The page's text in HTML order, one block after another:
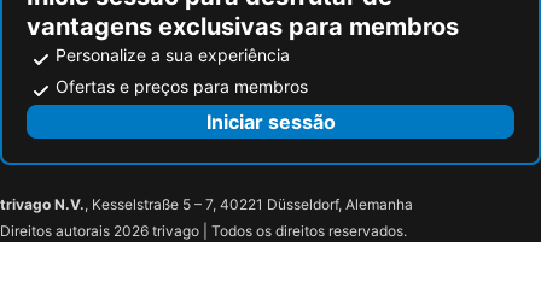
vantagens exclusivas para membros
Personalize a sua experiência
Ofertas e preços para membros
Iniciar sessão
trivago N.V., Kesselstraße 5 – 7, 40221 Düsseldorf, Alemanha
Direitos autorais 2026 trivago | Todos os direitos reservados.